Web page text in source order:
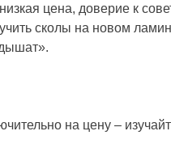
цена, доверие к
сколы на новом
на цену –